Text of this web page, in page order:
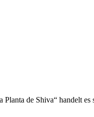
de Shiva“ handelt